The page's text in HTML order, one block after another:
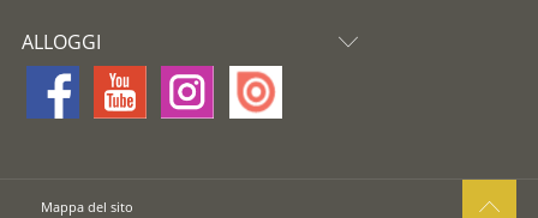
ALLOGGI
Mappa del sito